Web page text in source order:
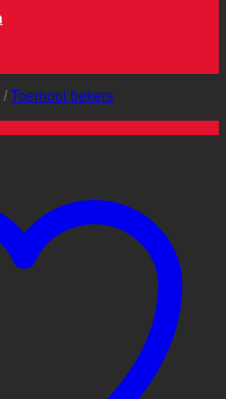
/ Toernooi bekers